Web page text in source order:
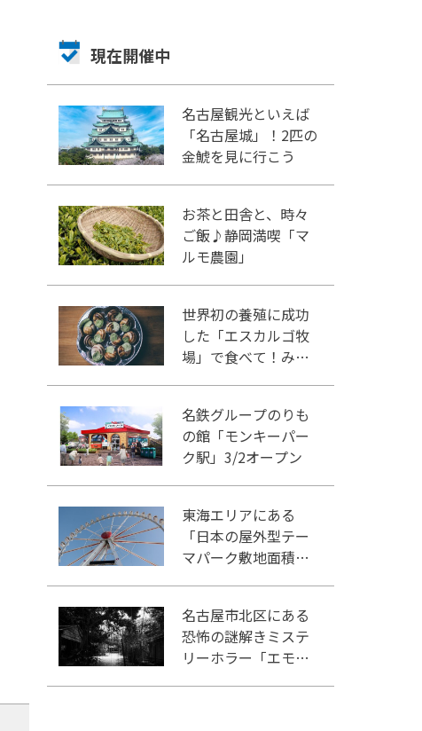
現在開催中
名古屋観光といえば
「名古屋城」！2匹の
金鯱を見に行こう
お茶と田舎と、時々
ご飯♪静岡満喫「マ
ルモ農園」
世界初の養殖に成功
した「エスカルゴ牧
場」で食べて！み
名鉄グループのりも
の館「モンキーパー
ク駅」3/2オープン
東海エリアにある
「日本の屋外型テー
マパーク敷地面積ラ
名古屋市北区にある
恐怖の謎解きミステ
リーホラー「エモい